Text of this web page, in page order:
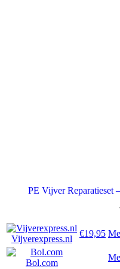
PE Vijver Reparatieset
Vijverexpress.nl
€19,95
Bol.com